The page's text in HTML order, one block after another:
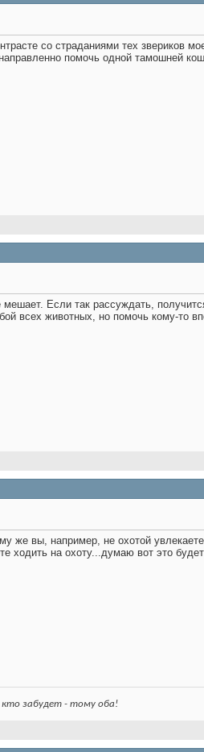
со страданиями тех звериков
помочь одной тамошней
Если так рассуждать,
всех животных, но помочь кому-то
же вы, например, не охотой
ходить на охоту...думаю вот это
забудет - тому оба!